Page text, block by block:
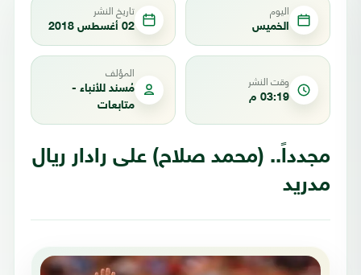
اليوم
الخميس
تاريخ النشر
02 أغسطس 2018
وقت النشر
03:19 م
المؤلف
مُسند للأنباء -
متابعات
مجدداً.. (محمد صلاح) على رادار ريال
مدريد